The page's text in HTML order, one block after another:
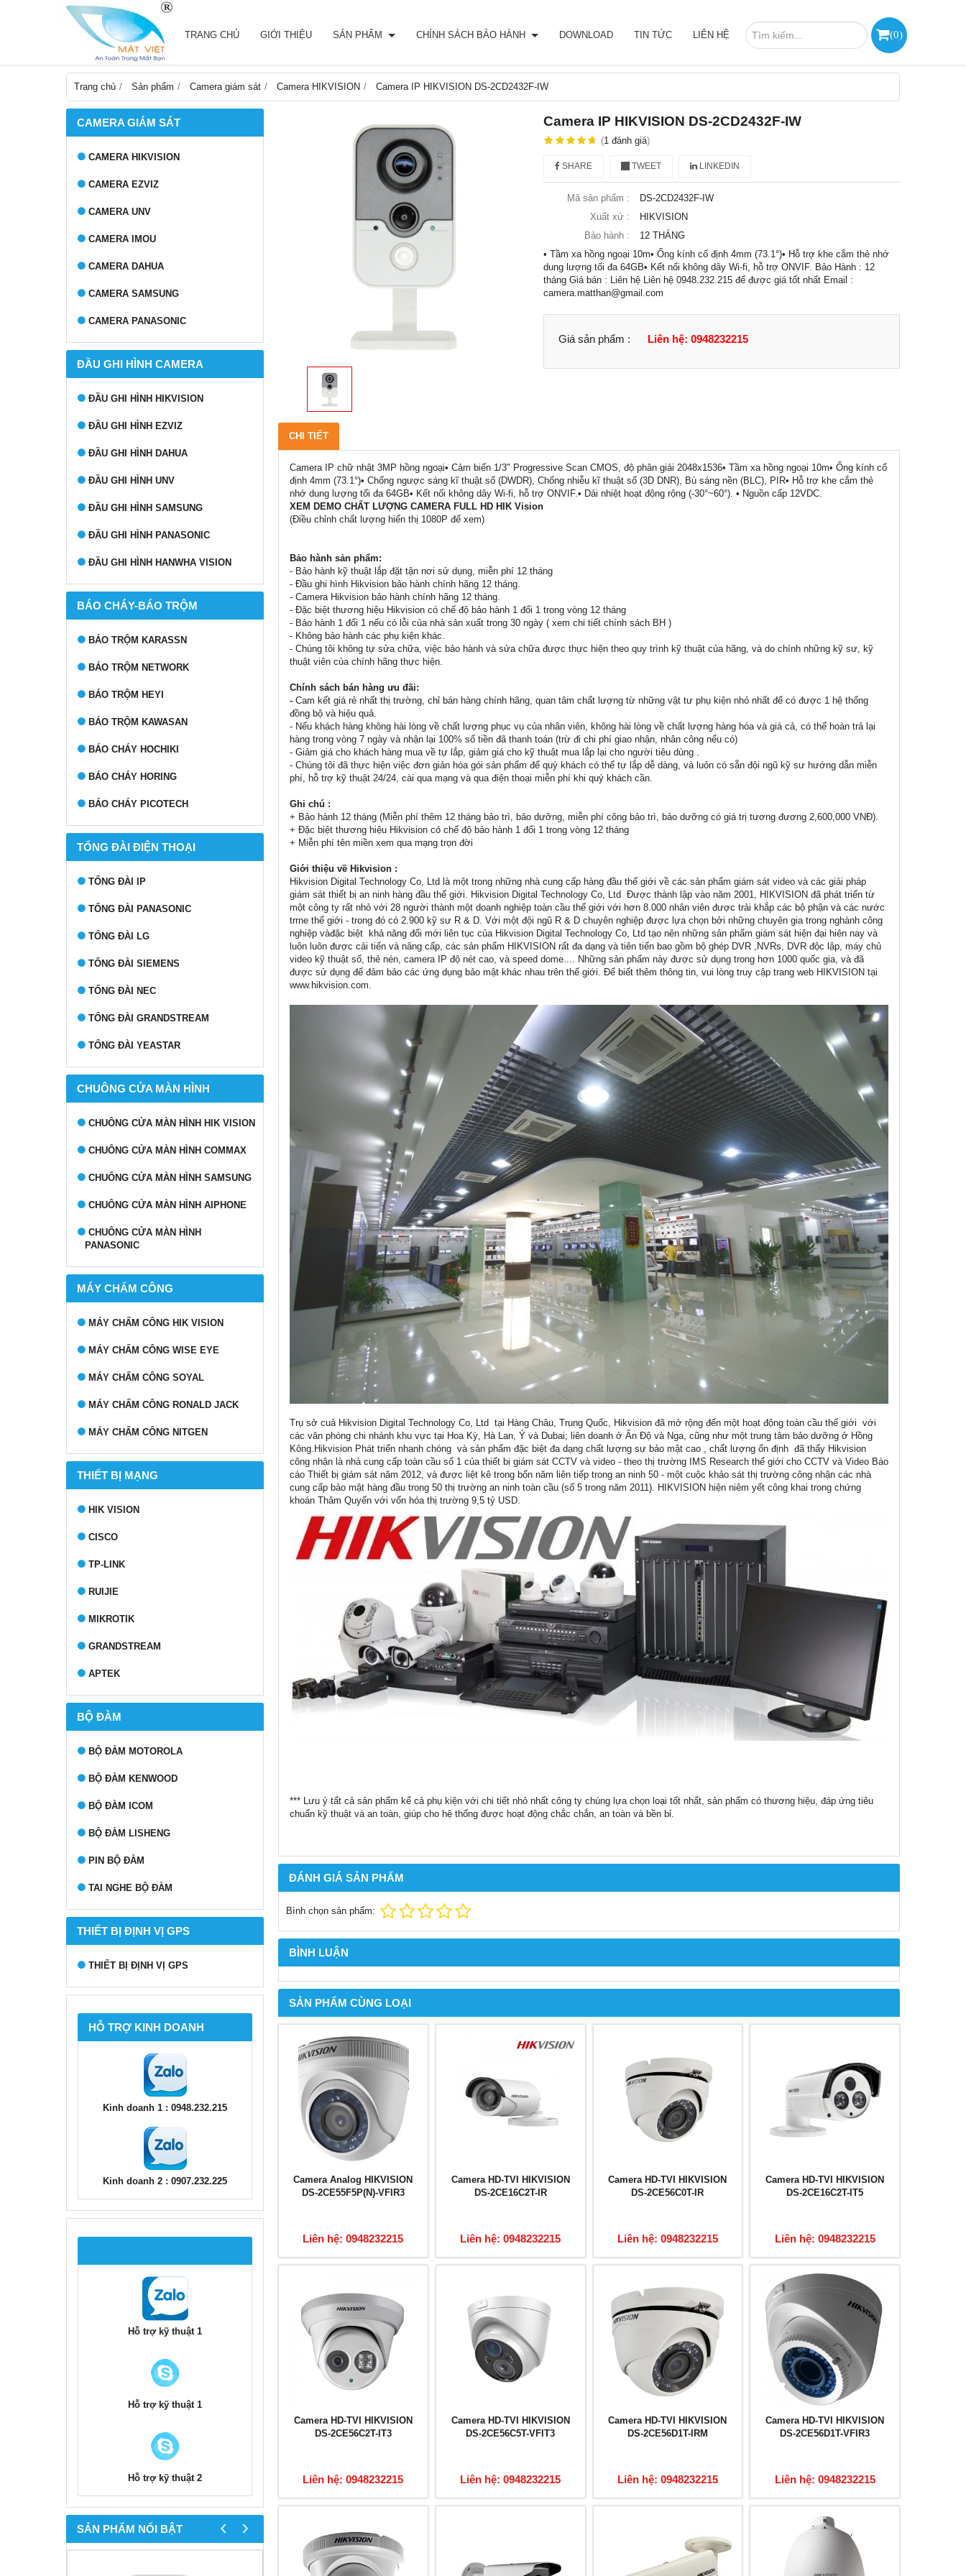
(0)
TRANG CHỦ GIỚI THIỆU SẢN PHẨM CHÍNH SÁCH BẢO HÀNH DOWNLOAD TIN TỨC LIÊN HỆ
Trang chủ Sản phẩm Camera giám sát Camera HIKVISION Camera IP HIKVISION DS-2CD2432F-IW
CAMERA GIÁM SÁT
CAMERA HIKVISION
CAMERA EZVIZ
CAMERA UNV
CAMERA IMOU
CAMERA DAHUA
CAMERA SAMSUNG
CAMERA PANASONIC
ĐẦU GHI HÌNH CAMERA
ĐẦU GHI HÌNH HIKVISION
ĐẦU GHI HÌNH EZVIZ
ĐẦU GHI HÌNH DAHUA
ĐẦU GHI HÌNH UNV
ĐẦU GHI HÌNH SAMSUNG
ĐẦU GHI HÌNH PANASONIC
ĐẦU GHI HÌNH HANWHA VISION
BÁO CHÁY-BÁO TRỘM
BÁO TRỘM KARASSN
BÁO TRỘM NETWORK
BÁO TRỘM HEYI
BÁO TRỘM KAWASAN
BÁO CHÁY HOCHIKI
BÁO CHÁY HORING
BÁO CHÁY PICOTECH
TỔNG ĐÀI ĐIỆN THOẠI
TỔNG ĐÀI IP
TỔNG ĐÀI PANASONIC
TỔNG ĐÀI LG
TỔNG ĐÀI SIEMENS
TỔNG ĐÀI NEC
TỔNG ĐÀI GRANDSTREAM
TỔNG ĐÀI YEASTAR
CHUÔNG CỬA MÀN HÌNH
CHUÔNG CỬA MÀN HÌNH HIK VISION
CHUÔNG CỬA MÀN HÌNH COMMAX
CHUÔNG CỬA MÀN HÌNH SAMSUNG
CHUÔNG CỬA MÀN HÌNH AIPHONE
CHUÔNG CỬA MÀN HÌNH
PANASONIC
MÁY CHẤM CÔNG
MÁY CHẤM CÔNG HIK VISION
MÁY CHẤM CÔNG WISE EYE
MÁY CHẤM CÔNG SOYAL
MÁY CHẤM CÔNG RONALD JACK
MÁY CHẤM CÔNG NITGEN
THIẾT BỊ MẠNG
HIK VISION
CISCO
TP-LINK
RUIJIE
MIKROTIK
GRANDSTREAM
APTEK
BỘ ĐÀM
BỘ ĐÀM MOTOROLA
BỘ ĐÀM KENWOOD
BỘ ĐÀM ICOM
BỘ ĐÀM LISHENG
PIN BỘ ĐÀM
TAI NGHE BỘ ĐÀM
THIẾT BỊ ĐỊNH VỊ GPS
THIẾT BỊ ĐỊNH VỊ GPS
HỖ TRỢ KINH DOANH
Kinh doanh 1 : 0948.232.215
Kinh doanh 2 : 0907.232.225
Hỗ trợ kỹ thuật 1
Hỗ trợ kỹ thuật 1
Hỗ trợ kỹ thuật 2
SẢN PHẨM NỔI BẬT ‹ ›
Camera IP HIKVISION DS-2CD2432F-IW
(1 đánh giá)
SHARE TWEET LINKEDIN
Mã sản phẩm :
DS-2CD2432F-IW
Xuất xứ :
HIKVISION
Bảo hành :
12 THÁNG
• Tầm xa hồng ngoại 10m• Ống kính cố định 4mm (73.1°)• Hỗ trợ khe cắm thẻ nhớ
dung lượng tối đa 64GB• Kết nối không dây Wi-fi, hỗ trợ ONVIF. Bảo Hành : 12
tháng Giá bán : Liên hệ Liên hệ 0948.232.215 để được giá tốt nhất Email :
camera.matthan@gmail.com
Giá sản phẩm : Liên hệ: 0948232215
CHI TIẾT
Camera IP chữ nhật 3MP hồng ngoại• Cảm biến 1/3" Progressive Scan CMOS, độ phân giải 2048x1536• Tầm xa hồng ngoại 10m• Ống kính cố
định 4mm (73.1°)• Chống ngược sáng kĩ thuật số (DWDR), Chống nhiễu kĩ thuật số (3D DNR), Bù sáng nền (BLC), PIR• Hỗ trợ khe cắm thẻ
nhớ dung lượng tối đa 64GB• Kết nối không dây Wi-fi, hỗ trợ ONVIF.• Dải nhiệt hoạt động rộng (-30°~60°). • Nguồn cấp 12VDC.
XEM DEMO CHẤT LƯỢNG CAMERA FULL HD HIK Vision
(Điều chỉnh chất lượng hiển thị 1080P để xem)
Bảo hành sản phẩm:
- Bảo hành kỹ thuật lắp đặt tận nơi sử dụng, miễn phí 12 tháng
- Đầu ghi hình Hikvision bảo hành chính hãng 12 tháng.
- Camera Hikvision bảo hành chính hãng 12 tháng.
- Đặc biệt thương hiệu Hikvision có chế độ bảo hành 1 đổi 1 trong vòng 12 tháng
- Bảo hành 1 đổi 1 nếu có lỗi của nhà sản xuất trong 30 ngày ( xem chi tiết chính sách BH )
- Không bảo hành các phụ kiện khác.
- Chúng tôi không tự sửa chữa, việc bảo hành và sửa chữa được thực hiện theo quy trình kỹ thuật của hãng, và do chính những kỹ sư, kỹ
thuật viên của chính hãng thực hiện.
Chính sách bán hàng ưu đãi:
- Cam kết giá rẻ nhất thị trường, chỉ bán hàng chính hãng, quan tâm chất lượng từ những vật tư phụ kiện nhỏ nhất để có được 1 hệ thống
đồng bộ và hiệu quả.
- Nếu khách hàng không hài lòng về chất lượng phục vụ của nhân viên, không hài lòng về chất lượng hàng hóa và giá cả, có thể hoàn trả lại
hàng trong vòng 7 ngày và nhận lại 100% số tiền đã thanh toán (trừ đi chi phí giao nhận, nhân công nếu có)
- Giảm giá cho khách hàng mua về tự lắp, giảm giá cho kỹ thuật mua lắp lại cho người tiêu dùng .
- Chúng tôi đã thực hiện việc đơn giản hóa gói sản phẩm để quý khách có thể tự lắp dễ dàng, và luôn có sẵn đội ngũ kỹ sư hướng dẫn miễn
phí, hỗ trợ kỹ thuật 24/24, cài qua mạng và qua điện thoại miễn phí khi quý khách cần.
Ghi chú :
+ Bảo hành 12 tháng (Miễn phí thêm 12 tháng bảo trì, bảo dưỡng, miễn phí công bảo trì, bảo dưỡng có giá trị tương đương 2,600,000 VNĐ).
+ Đặc biệt thương hiệu Hikvision có chế độ bảo hành 1 đổi 1 trong vòng 12 tháng
+ Miễn phí tên miền xem qua mạng trọn đời
Giới thiệu về Hikvision :
Hikvision Digital Technology Co, Ltd là một trong những nhà cung cấp hàng đầu thế giới về các sản phẩm giám sát video và các giải pháp
giám sát thiết bị an ninh hàng đầu thế giới. Hikvision Digital Technology Co, Ltd Được thành lập vào năm 2001, HIKVISION đã phát triển từ
một công ty rất nhỏ với 28 người thành một doanh nghiệp toàn cầu thế giới với hơn 8.000 nhân viên được trải khắp các bộ phận và các nước
trrne thế giới - trong đó có 2.900 kỹ sư R & D. Với một đội ngũ R & D chuyên nghiệp được lựa chọn bởi những chuyên gia trong nghành công
nghiệp vàđặc biệt khả năng đổi mới liên tục của Hikvision Digital Technology Co, Ltd tạo nên những sản phẩm giám sát hiện đại hiên nay và
luôn luôn được cải tiến và nâng cấp, các sản phẩm HIKVISION rất đa dạng và tiên tiến bao gồm bộ ghép DVR ,NVRs, DVR độc lập, máy chủ
video kỹ thuật số, thẻ nén, camera IP độ nét cao, và speed dome.... Những sản phẩm này được sử dụng trong hơn 1000 quốc gia, và đã
được sử dụng để đảm bảo các ứng dụng bảo mật khác nhau trên thế giới. Để biết thêm thông tin, vui lòng truy cập trang web HIKVISION tại
www.hikvision.com.
Trụ sở cuả Hikvision Digital Technology Co, Ltd tại Hàng Châu, Trung Quốc, Hikvision đã mở rộng đến một hoạt động toàn cầu thế giới với
các văn phòng chi nhánh khu vực tại Hoa Kỳ, Hà Lan, Ý và Dubai; liên doanh ở Ấn Độ và Nga, cũng như một trung tâm bảo dưỡng ở Hồng
Kông.Hikvision Phát triển nhanh chóng và sản phẩm đặc biệt đa dạng chất lượng sự bảo mật cao , chất lượng ổn định đã thấy Hikvision
công nhận là nhà cung cấp toàn cầu số 1 của thiết bị giám sát CCTV và video - theo thị trường IMS Research thế giới cho CCTV và Video Báo
cáo Thiết bị giám sát năm 2012, và được liệt kê trong bốn năm liên tiếp trong an ninh 50 - một cuộc khảo sát thị trường công nhận các nhà
cung cấp bảo mật hàng đầu trong 50 thị trường an ninh toàn cầu (số 5 trong năm 2011). HIKVISION hiện niêm yết công khai trong chứng
khoán Thâm Quyến với vốn hóa thị trường 9,5 tỷ USD.
*** Lưu ý tất cả sản phẩm kể cả phụ kiện với chi tiết nhỏ nhất công ty chúng lựa chọn loại tốt nhất, sản phẩm có thương hiệu, đáp ứng tiêu
chuẩn kỹ thuật và an toàn, giúp cho hệ thống được hoạt động chắc chắn, an toàn và bền bỉ.
ĐÁNH GIÁ SẢN PHẨM
Bình chọn sản phẩm:
BÌNH LUẬN
SẢN PHẨM CÙNG LOẠI
Camera Analog HIKVISION
DS-2CE55F5P(N)-VFIR3
Liên hệ: 0948232215
Camera HD-TVI HIKVISION
DS-2CE16C2T-IR
Liên hệ: 0948232215
Camera HD-TVI HIKVISION
DS-2CE56C0T-IR
Liên hệ: 0948232215
Camera HD-TVI HIKVISION
DS-2CE16C2T-IT5
Liên hệ: 0948232215
Camera HD-TVI HIKVISION
DS-2CE56C2T-IT3
Liên hệ: 0948232215
Camera HD-TVI HIKVISION
DS-2CE56C5T-VFIT3
Liên hệ: 0948232215
Camera HD-TVI HIKVISION
DS-2CE56D1T-IRM
Liên hệ: 0948232215
Camera HD-TVI HIKVISION
DS-2CE56D1T-VFIR3
Liên hệ: 0948232215